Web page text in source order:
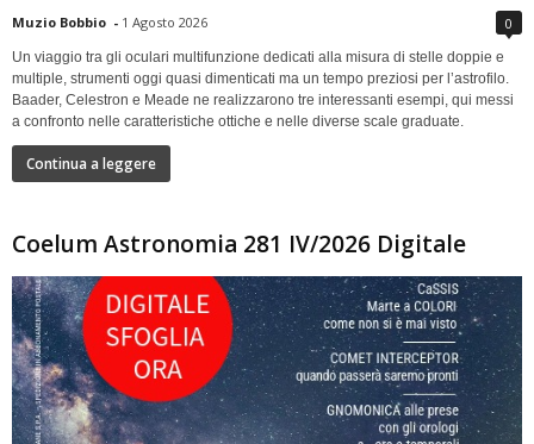
Muzio Bobbio - 1 Agosto 2026 0
Un viaggio tra gli oculari multifunzione dedicati alla misura di stelle doppie e
multiple, strumenti oggi quasi dimenticati ma un tempo preziosi per l’astrofilo.
Baader, Celestron e Meade ne realizzarono tre interessanti esempi, qui messi
a confronto nelle caratteristiche ottiche e nelle diverse scale graduate.
Continua a leggere
Coelum Astronomia 281 IV/2026 Digitale